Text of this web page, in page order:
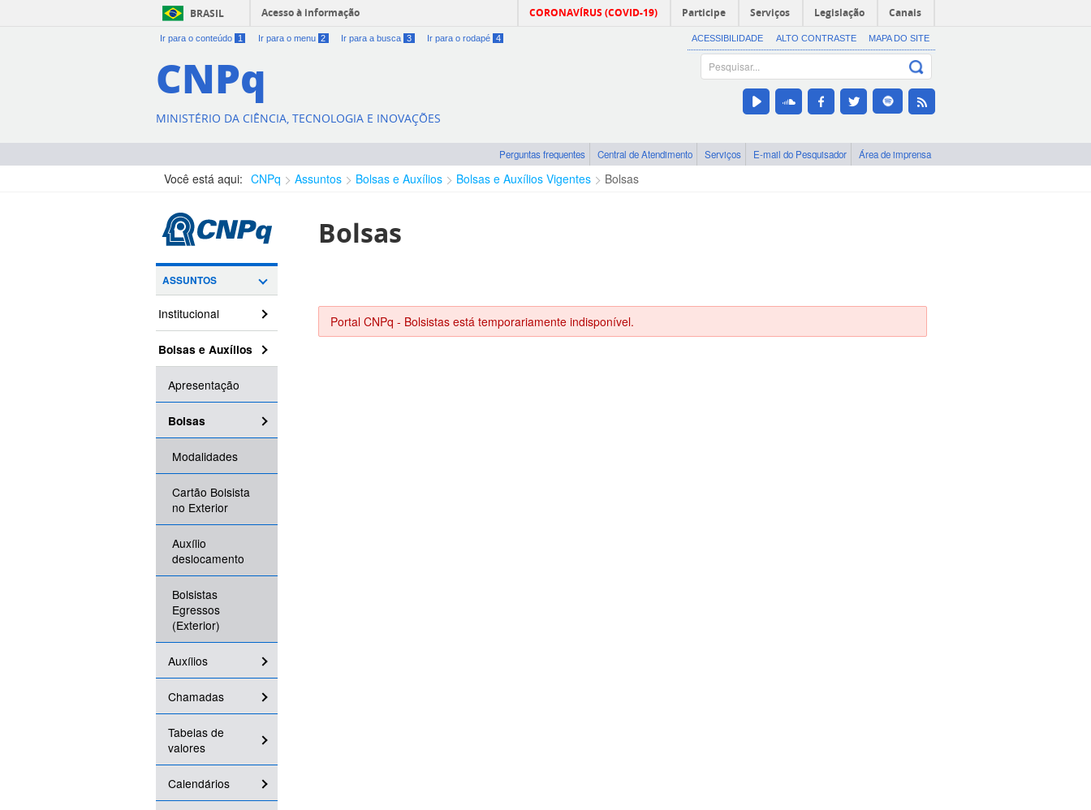
BRASIL Acesso à informação CORONAVÍRUS (COVID-19) Participe Serviços Legislação Canais
Ir para o conteúdo 1 Ir para o menu 2 Ir para a busca 3 Ir para o rodapé 4 ACESSIBILIDADE ALTO CONTRASTE MAPA DO SITE
CNPq
MINISTÉRIO DA CIÊNCIA, TECNOLOGIA E INOVAÇÕES
Perguntas frequentes Central de Atendimento Serviços E-mail do Pesquisador Área de imprensa
Você está aqui: CNPq Assuntos Bolsas e Auxílios Bolsas e Auxílios Vigentes Bolsas
ASSUNTOS
Institucional
Bolsas e Auxílios
Apresentação
Bolsas
Modalidades
Cartão Bolsista
no Exterior
Auxílio
deslocamento
Bolsistas
Egressos
(Exterior)
Auxílios
Chamadas
Tabelas de
valores
Calendários
Bolsas
Portal CNPq - Bolsistas está temporariamente indisponível.